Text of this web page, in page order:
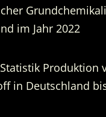
im Jahr 2022
Produktion
in Deutschland